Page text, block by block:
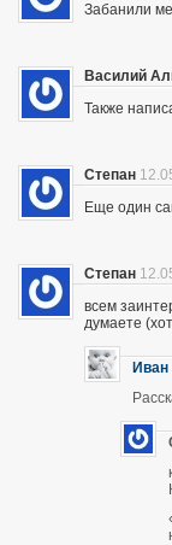
Забанили
Василий
Также
Степан
Еще один
Степан
всем
думаете
Иван